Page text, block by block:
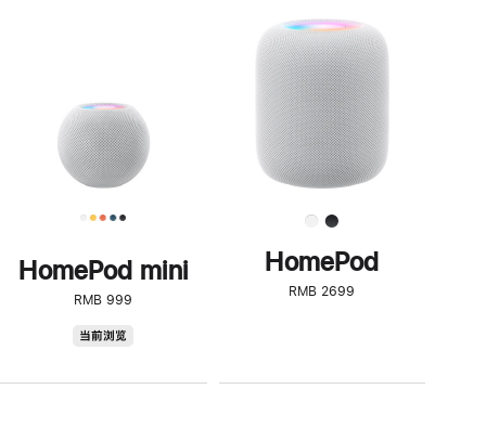
HomePod mini
RMB 999
当前浏览
步
了
解
HomePod<
HomePod
RMB 2699